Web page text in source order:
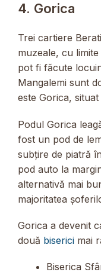
4. Gorica
Trei cartiere
muzeale, cu
pot fi făcute
Mangalemi sunt
este Gorica,
Podul Gorica
fost un pod de
subțire de piatră
pod auto la
alternativă mai
majoritatea
Gorica a devenit
două biserici mai
Biserica